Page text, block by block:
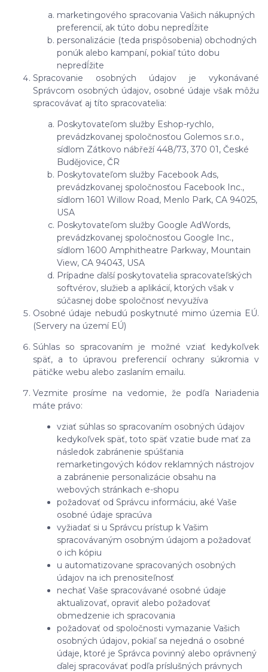
marketingového spracovania Vašich nákupných
preferencií, ak túto dobu nepredĺžite
personalizácie (teda prispôsobenia) obchodných
ponúk alebo kampaní, pokiaľ túto dobu
nepredĺžite
Spracovanie osobných údajov je vykonávané
Správcom osobných údajov, osobné údaje však môžu
spracovávať aj títo spracovatelia:
Poskytovateľom služby Eshop-rychlo,
prevádzkovanej spoločnosťou Golemos s.r.o.,
sídlom Zátkovo nábřeží 448/73, 370 01, České
Budějovice, ČR
Poskytovateľom služby Facebook Ads,
prevádzkovanej spoločnosťou Facebook Inc.,
sídlom 1601 Willow Road, Menlo Park, CA 94025,
USA
Poskytovateľom služby Google AdWords,
prevádzkovanej spoločnosťou Google Inc.,
sídlom 1600 Amphitheatre Parkway, Mountain
View, CA 94043, USA
Prípadne ďalší poskytovatelia spracovateľských
softvérov, služieb a aplikácií, ktorých však v
súčasnej dobe spoločnosť nevyužíva
Osobné údaje nebudú poskytnuté mimo územia EÚ.
(Servery na území EÚ)
Súhlas so spracovaním je možné vziať kedykoľvek
späť, a to úpravou preferencií ochrany súkromia v
pätičke webu alebo zaslaním emailu.
Vezmite prosíme na vedomie, že podľa Nariadenia
máte právo:
vziať súhlas so spracovaním osobných údajov
kedykoľvek späť, toto späť vzatie bude mať za
následok zabránenie spúšťania
remarketingových kódov reklamných nástrojov
a zabránenie personalizácie obsahu na
webových stránkach e-shopu
požadovať od Správcu informáciu, aké Vaše
osobné údaje spracúva
vyžiadať si u Správcu prístup k Vašim
spracovávaným osobným údajom a požadovať
o ich kópiu
u automatizovane spracovaných osobných
údajov na ich prenositeľnosť
nechať Vaše spracovávané osobné údaje
aktualizovať, opraviť alebo požadovať
obmedzenie ich spracovania
požadovať od spoločnosti vymazanie Vašich
osobných údajov, pokiaľ sa nejedná o osobné
údaje, ktoré je Správca povinný alebo oprávnený
ďalej spracovávať podľa príslušných právnych